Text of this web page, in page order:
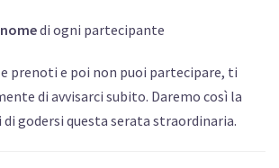
di ogni partecipante
prenoti e poi non puoi partecipare, ti
di avvisarci subito. Daremo così la
godersi questa serata straordinaria.